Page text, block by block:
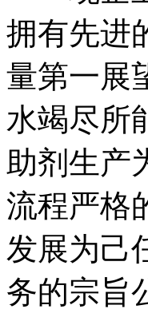
拥有先进
量第一展
水竭尽所
助剂生产
流程严格
发展为己
务的宗旨